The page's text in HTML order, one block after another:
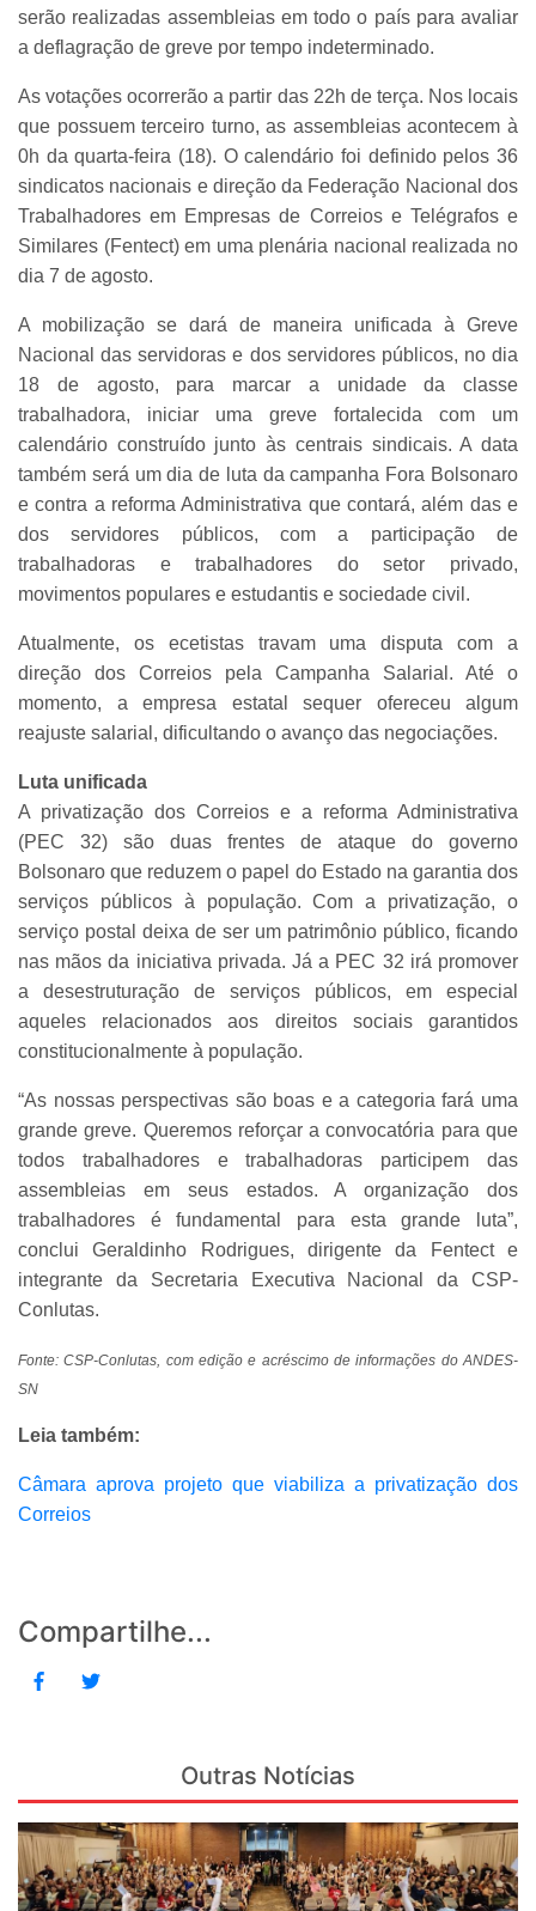
serão realizadas assembleias em todo o país para avaliar
a deflagração de greve por tempo indeterminado.
As votações ocorrerão a partir das 22h de terça. Nos locais
que possuem terceiro turno, as assembleias acontecem à
0h da quarta-feira (18). O calendário foi definido pelos 36
sindicatos nacionais e direção da Federação Nacional dos
Trabalhadores em Empresas de Correios e Telégrafos e
Similares (Fentect) em uma plenária nacional realizada no
dia 7 de agosto.
A mobilização se dará de maneira unificada à Greve
Nacional das servidoras e dos servidores públicos, no dia
18 de agosto, para marcar a unidade da classe
trabalhadora, iniciar uma greve fortalecida com um
calendário construído junto às centrais sindicais. A data
também será um dia de luta da campanha Fora Bolsonaro
e contra a reforma Administrativa que contará, além das e
dos servidores públicos, com a participação de
trabalhadoras e trabalhadores do setor privado,
movimentos populares e estudantis e sociedade civil.
Atualmente, os ecetistas travam uma disputa com a
direção dos Correios pela Campanha Salarial. Até o
momento, a empresa estatal sequer ofereceu algum
reajuste salarial, dificultando o avanço das negociações.
Luta unificada
A privatização dos Correios e a reforma Administrativa
(PEC 32) são duas frentes de ataque do governo
Bolsonaro que reduzem o papel do Estado na garantia dos
serviços públicos à população. Com a privatização, o
serviço postal deixa de ser um patrimônio público, ficando
nas mãos da iniciativa privada. Já a PEC 32 irá promover
a desestruturação de serviços públicos, em especial
aqueles relacionados aos direitos sociais garantidos
constitucionalmente à população.
“As nossas perspectivas são boas e a categoria fará uma
grande greve. Queremos reforçar a convocatória para que
todos trabalhadores e trabalhadoras participem das
assembleias em seus estados. A organização dos
trabalhadores é fundamental para esta grande luta”,
conclui Geraldinho Rodrigues, dirigente da Fentect e
integrante da Secretaria Executiva Nacional da CSP-
Conlutas.
Fonte: CSP-Conlutas, com edição e acréscimo de informações do ANDES-
SN
Leia também:
Câmara aprova projeto que viabiliza a privatização dos
Correios
Compartilhe...
Outras Notícias